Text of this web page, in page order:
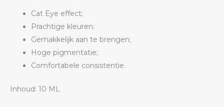
Cat Eye effect;
Prachtige kleuren;
Gemakkelijk aan te brengen;
Hoge pigmentatie;
Comfortabele consistentie.
Inhoud: 10 ML